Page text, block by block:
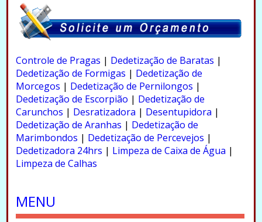
Controle de Pragas | Dedetização de Baratas |
Dedetização de Formigas | Dedetização de
Morcegos | Dedetização de Pernilongos |
Dedetização de Escorpião | Dedetização de
Carunchos | Desratizadora | Desentupidora |
Dedetização de Aranhas | Dedetização de
Marimbondos | Dedetização de Percevejos |
Dedetizadora 24hrs | Limpeza de Caixa de Água |
Limpeza de Calhas
MENU